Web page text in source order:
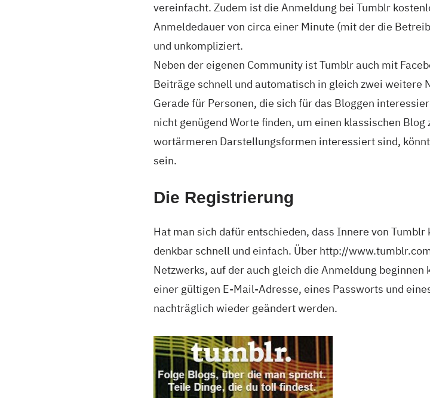
vereinfacht. Zudem ist die Anmeldung bei Tumblr
Anmeldedauer von circa einer Minute (mit der die
und unkompliziert.
Neben der eigenen Community ist Tumblr auch mit
Beiträge schnell und automatisch in gleich zwei weitere
Gerade für Personen, die sich für das Bloggen
nicht genügend Worte finden, um einen klassischen
wortärmeren Darstellungsformen interessiert sind,
sein.
Die Registrierung
Hat man sich dafür entschieden, dass Innere von
denkbar schnell und einfach. Über http://
Netzwerks, auf der auch gleich die Anmeldung
einer gültigen E-Mail-Adresse, eines Passworts und
nachträglich wieder geändert werden.